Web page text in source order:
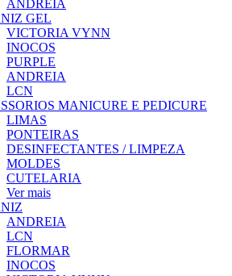
ANDREIA
GEL
VICTORIA VYNN
INOCOS
PURPLE
ANDREIA
LCN
MANICURE E PEDICURE
LIMAS
PONTEIRAS
DESINFECTANTES / LIMPEZA
MOLDES
CUTELARIA
Ver mais
ANDREIA
LCN
FLORMAR
INOCOS